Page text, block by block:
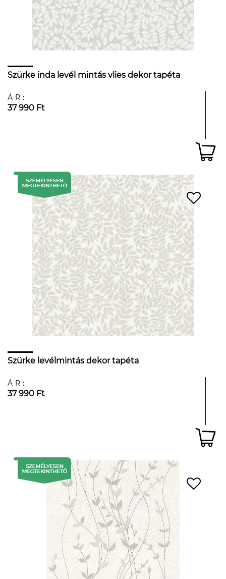
Szürke inda levél mintás vlies dekor tapéta
ÁR:
37 990 Ft
Szürke levélmintás dekor tapéta
ÁR:
37 990 Ft